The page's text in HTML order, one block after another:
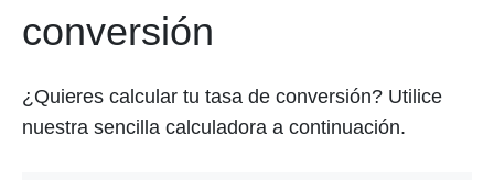
conversión
¿Quieres calcular tu tasa de conversión? Utilice
nuestra sencilla calculadora a continuación.